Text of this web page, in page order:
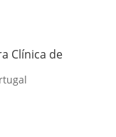
Clínica de